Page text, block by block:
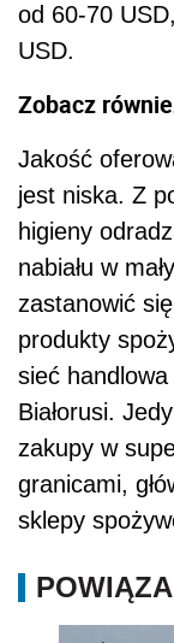
od 60-70
USD.
Zobacz
Jakość
jest niska. Z
higieny
nabiału w
zastanowić
produkty
sieć handlowa
Białorusi.
zakupy w
granicami,
sklepy